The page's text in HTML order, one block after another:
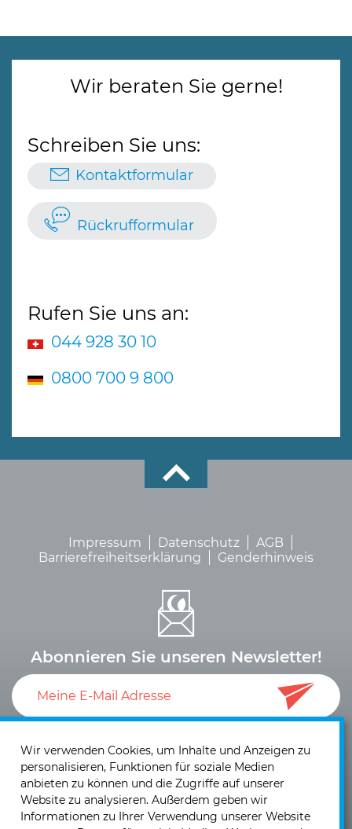
Wir beraten Sie gerne!
Schreiben Sie uns:
Kontaktformular
Rückrufformular
Rufen Sie uns an:
044 928 30 10
0800 700 9 800
Impressum Datenschutz
AGB
Barrierefreiheitserklärung
Genderhinweis
Abonnieren Sie unseren Newsletter!
Einwilligung zum Versand von Neuigkeiten und
Informationen.
Wir verwenden Cookies, um Inhalte und Anzeigen zu
personalisieren, Funktionen für soziale Medien
anbieten zu können und die Zugriffe auf unserer
Website zu analysieren. Außerdem geben wir
Informationen zu Ihrer Verwendung unserer Website